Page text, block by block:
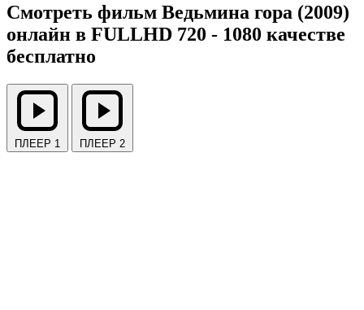
Смотреть фильм Ведьмина гора (2009)
онлайн в FULLHD 720 - 1080 качестве
бесплатно
ПЛЕЕР 1 ПЛЕЕР 2